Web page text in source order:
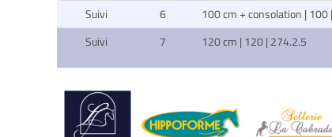
Suivi 6
100 cm + consolation | 100
Suivi
7 120 cm | 120 | 274.2.5